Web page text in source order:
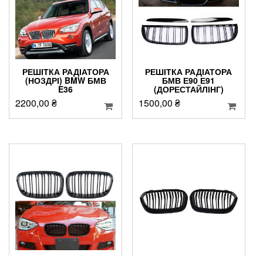
РЕШІТКА РАДІАТОРА
(НОЗДРІ) BMW БМВ
E36
2200,00 ₴
РЕШІТКА РАДІАТОРА
БМВ Е90 Е91
(ДОРЕСТАЙЛІНГ)
1500,00 ₴